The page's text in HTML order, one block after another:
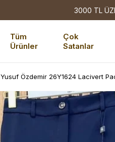
3000 TL
Tüm
Ürünler
Çok
Satanlar
Yusuf Özdemir 26Y1624 Lacivert